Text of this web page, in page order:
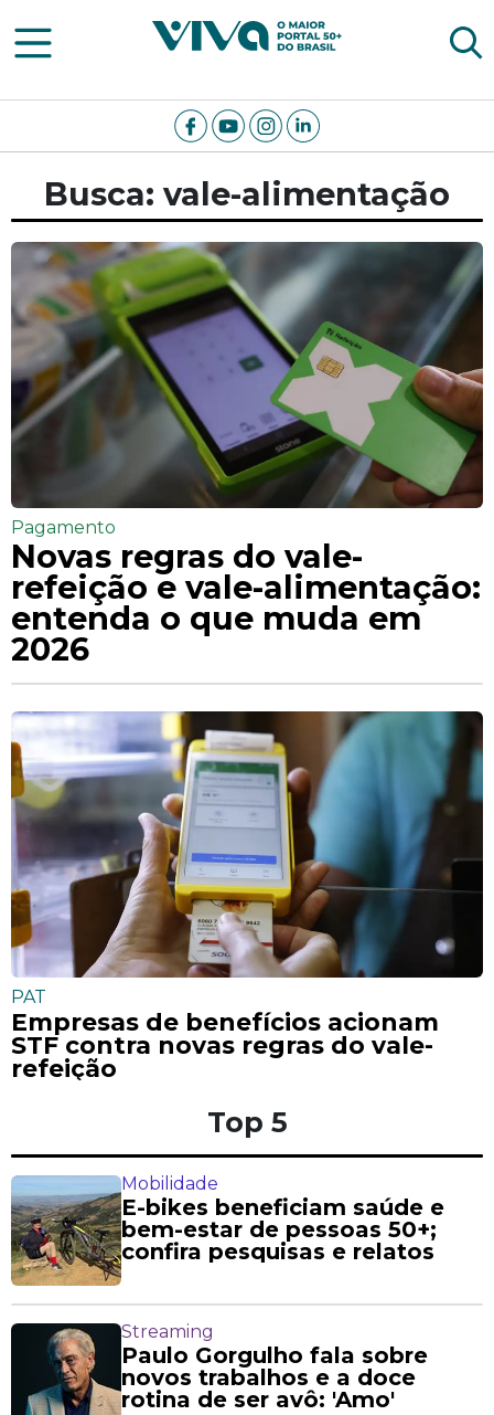
Viva Notícias
Busca: vale-alimentação
Pagamento
Novas regras do vale-
refeição e vale-alimentação:
entenda o que muda em
2026
PAT
Empresas de benefícios acionam
STF contra novas regras do vale-
refeição
Top 5
Mobilidade
E-bikes beneficiam saúde e
bem-estar de pessoas 50+;
confira pesquisas e relatos
Streaming
Paulo Gorgulho fala sobre
novos trabalhos e a doce
rotina de ser avô: 'Amo'